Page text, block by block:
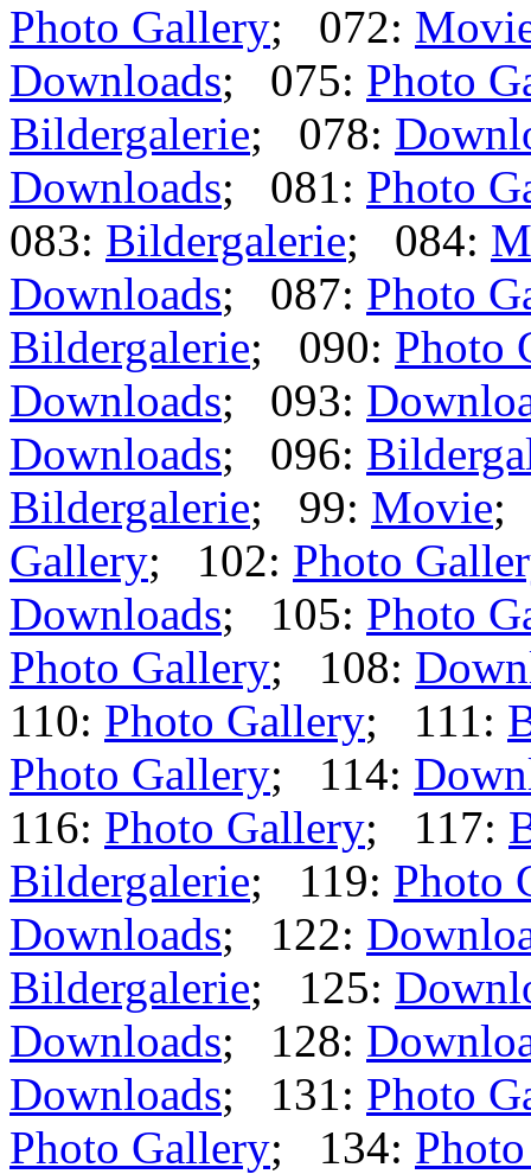
Photo Gallery; 072:
Downloads; 075: Photo
Bildergalerie; 078:
Downloads; 081: Photo
083: Bildergalerie; 084:
Downloads; 087: Photo
Bildergalerie; 090: Photo
Downloads; 093:
Downloads; 096:
Bildergalerie; 99: Movie;
Gallery; 102: Photo
Downloads; 105: Photo
Photo Gallery; 108:
110: Photo Gallery; 111:
Photo Gallery; 114:
116: Photo Gallery; 117:
Bildergalerie; 119: Photo
Downloads; 122:
Bildergalerie; 125:
Downloads; 128:
Downloads; 131: Photo
Photo Gallery; 134: